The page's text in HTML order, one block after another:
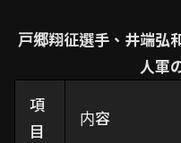
戸郷翔征選手、井端弘
人軍
項
目
内容